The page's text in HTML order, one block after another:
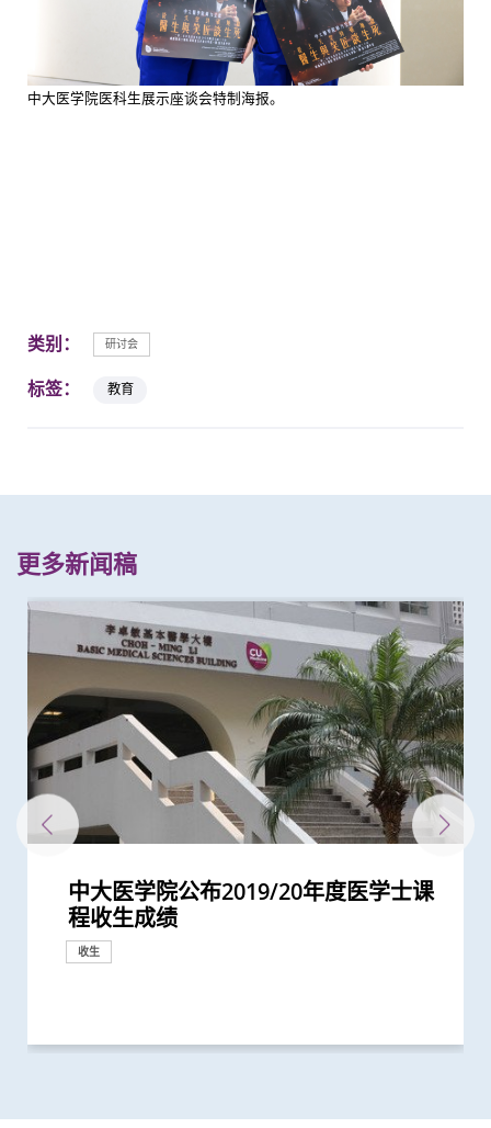
中大医学院医科生展示座谈会特制海报。
类别： 研讨会
标签： 教育
更多新闻稿
中大医学院公布2019/20年度医学士课
程收生成绩
收生
中大医学院回应对中大（深圳）成立医
学院的网上联署
回应
中大医科收7科40分 延揽更多更全面
的未来医生 2019学年推「学生自主课
程」 更具弹性丰富学医经历
中大率先将「文物观赏」融入医学教育
效法耶鲁医学院模式 提升观察及表达
能力 裨益临床诊症
中大开展国际大型网上课程平台
Coursera首个英语中医课程 普及教育
助推广中医药至全球
中大医学院公布2017/18年度医学士课
程收生成绩
收生
香港中文大学医学院就学生罢课的立场
声明
回应
中大与哈佛合作推动公共卫生教学及研
究 促进人类健康福祉
国际合作
中大取录22名学生修读亚洲首个「环球
医学领袖培训计划」
收生
中大优秀医科学生拆解脑神经网络之谜
科研成果发表于国际权威期刊《自然》
医学教育
中大罗桂祥综合生物医学大楼今天正式
开幕
里程碑